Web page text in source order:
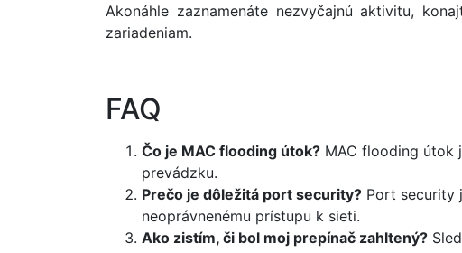
Akonáhle zaznamenáte nezvyčajnú aktivitu,
zariadeniam.
FAQ
Čo je MAC flooding útok? MAC flooding útok
prevádzku.
Prečo je dôležitá port security? Port security
neoprávnenému prístupu k sieti.
Ako zistím, či bol moj prepínač zahltený?